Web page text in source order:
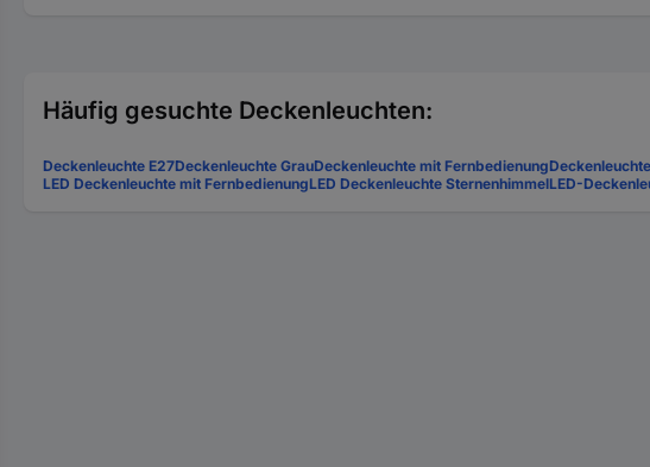
Häufig gesuchte Deckenleuchten:
Deckenleuchte E27Deckenleuchte GrauDeckenleuchte mit Fernbedienung
LED Deckenleuchte mit FernbedienungLED Deckenleuchte SternenhimmelLED-